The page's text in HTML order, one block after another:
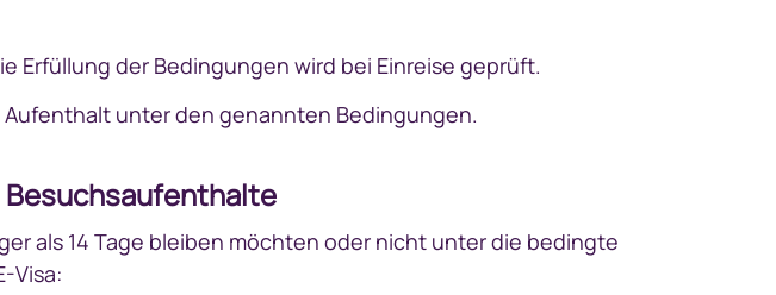
Erfüllung der Bedingungen wird bei Einreise geprüft.
unter den genannten Bedingungen.
als 14 Tage bleiben möchten oder nicht unter die bedingte
Visa: